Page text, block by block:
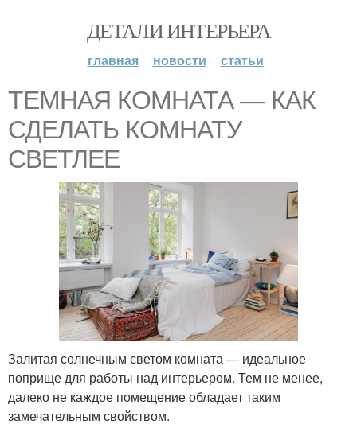
ДЕТАЛИ ИНТЕРЬЕРА
главная новости статьи
ТЕМНАЯ КОМНАТА — КАК
СДЕЛАТЬ КОМНАТУ
СВЕТЛЕЕ
Залитая солнечным светом комната — идеальное
поприще для работы над интерьером. Тем не менее,
далеко не каждое помещение обладает таким
замечательным свойством.